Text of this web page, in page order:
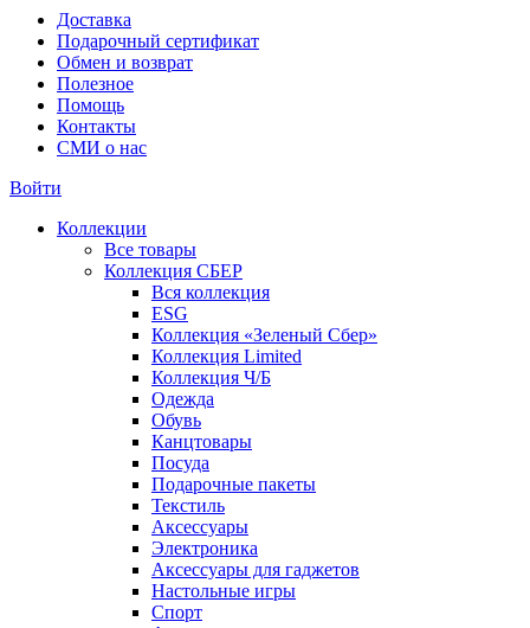
Доставка
Подарочный сертификат
Обмен и возврат
Полезное
Помощь
Контакты
СМИ о нас
Войти
Коллекции
Все товары
Коллекция СБЕР
Вся коллекция
ESG
Коллекция «Зеленый Сбер»
Коллекция Limited
Коллекция Ч/Б
Одежда
Обувь
Канцтовары
Посуда
Подарочные пакеты
Текстиль
Аксессуары
Электроника
Аксессуары для гаджетов
Настольные игры
Спорт